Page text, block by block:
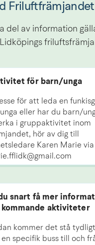
Friluftfrämjandet
del av information
för barn/unga
för att leda en
eller har du barn/
i gruppaktivitet inom
hör av dig till
Karen Marie
snart få mer
kommande aktiviteter
kommer det stå
en specifik buss till och